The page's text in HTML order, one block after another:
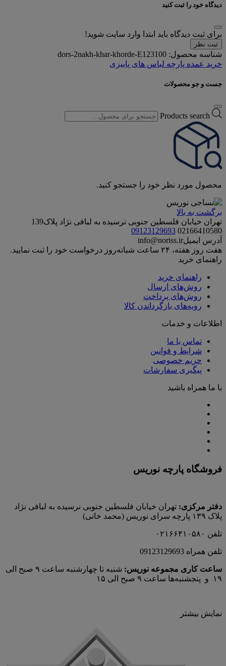
دیدگاه خود را ثبت کنید
برای ثبت دیدگاه باید ابتدا وارد سایت شوید!
ثبت نظر
شناسه محصول: dors-2nakh-khar-khorde-E123100
خرید عمده پارچه لباس های پاییزی
جست و جو محصولات
Products search
محصول مورد نظر خود را جستجو کنید.
برگشت به بالا
تهران خیابان فلسطین جنوبی نرسیده به لبافی نژاد پلاک139
02166410580
09123129693
آدرس ایمیلinfo@noriss.ir
هفت روز هفته، ۲۴ ساعت شبانه‌روز درخواست خود را ثبت نمایید.
راهنمای خرید
راهنمای خرید
روش‌های ارسال
روش‌های پرداخت
رویه‌های بازگرداندن کالا
اطلاعات و خدمات
تماس با ما
شرایط و قوانین
حریم خصوصی
پیگیری سفارشات
با ما همراه باشید
فروشگاه پارچه نوریس
دفتر مرکزی: تهران خیابان فلسطین جنوبی نرسیده به لبافی نژاد
پلاک ۱۳۹ پارچه‌ سرای نوريس (محمد خانی)
تلفن ۰۲۱۶۶۴۱۰۵۸۰
تلفن همراه 09123129693
ساعت کاری مجموعه نوریس:
شنبه تا چهارشنبه ساعت ۹ صبح الی
۱۹ و پنجشنبه‌ها ساعت ۹ صبح الی ۱۵
نمایش بیشتر